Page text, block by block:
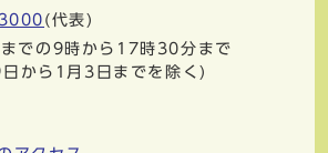
(代表)
での9時から17時30分まで
から1月3日までを除く)